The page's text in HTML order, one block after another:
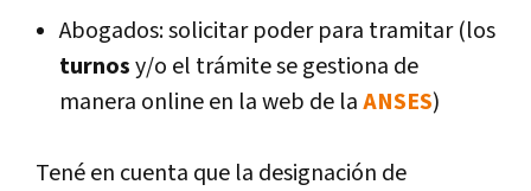
Abogados: solicitar poder para tramitar (los
turnosy/o el trámite se gestiona de
manera online en la web de laANSES)
Tené en cuenta que la designación de